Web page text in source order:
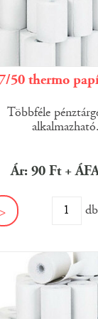
50 thermo
Többféle
alkalmazható.
Ár: 90 Ft +